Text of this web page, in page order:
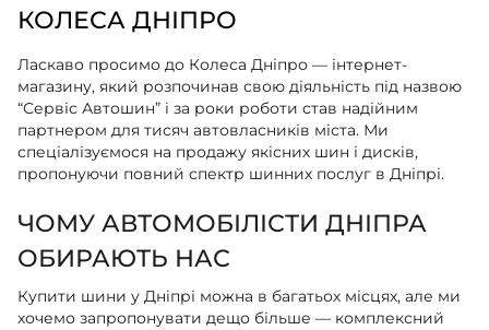
КОЛЕСА ДНІПРО
Ласкаво просимо до Колеса Дніпро — інтернет-
магазину, який розпочинав свою діяльність під назвою
“Сервіс Автошин” і за роки роботи став надійним
партнером для тисяч автовласників міста. Ми
спеціалізуємося на продажу якісних шин і дисків,
пропонуючи повний спектр шинних послуг в Дніпрі.
ЧОМУ АВТОМОБІЛІСТИ ДНІПРА
ОБИРАЮТЬ НАС
Купити шини у Дніпрі можна в багатьох місцях, але ми
хочемо запропонувати дещо більше — комплексний